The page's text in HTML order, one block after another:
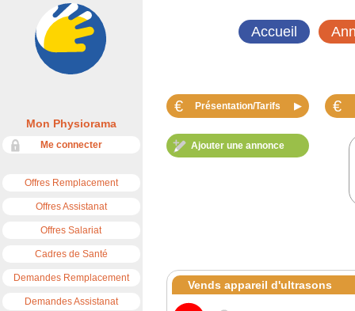
Mon Physiorama
Me connecter
Offres Remplacement
Offres Assistanat
Offres Salariat
Cadres de Santé
Demandes Remplacement
Demandes Assistanat
Accueil
€ Présentation/Tarifs ▶ €
Ajouter une annonce
Vends appareil d'ultrasons